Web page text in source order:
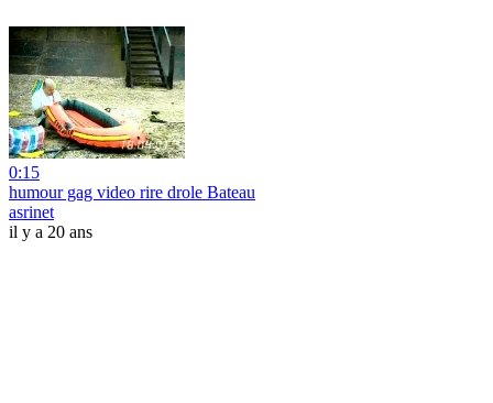
0:15
humour gag video rire drole Bateau
asrinet
il y a 20 ans